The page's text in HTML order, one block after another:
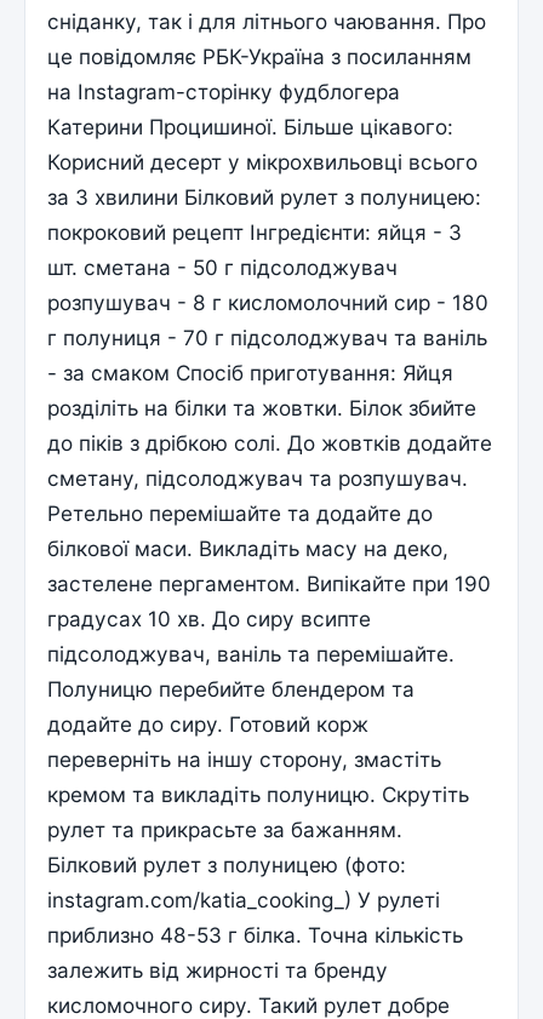
сніданку, так і для літнього чаювання. Про
це повідомляє РБК-Україна з посиланням
на Instagram-сторінку фудблогера
Катерини Процишиної. Більше цікавого:
Корисний десерт у мікрохвильовці всього
за 3 хвилини Білковий рулет з полуницею:
покроковий рецепт Інгредієнти: яйця - 3
шт. сметана - 50 г підсолоджувач
розпушувач - 8 г кисломолочний сир - 180
г полуниця - 70 г підсолоджувач та ваніль
- за смаком Спосіб приготування: Яйця
розділіть на білки та жовтки. Білок збийте
до піків з дрібкою солі. До жовтків додайте
сметану, підсолоджувач та розпушувач.
Ретельно перемішайте та додайте до
білкової маси. Викладіть масу на деко,
застелене пергаментом. Випікайте при 190
градусах 10 хв. До сиру всипте
підсолоджувач, ваніль та перемішайте.
Полуницю перебийте блендером та
додайте до сиру. Готовий корж
переверніть на іншу сторону, змастіть
кремом та викладіть полуницю. Скрутіть
рулет та прикрасьте за бажанням.
Білковий рулет з полуницею (фото:
instagram.com/katia_cooking_) У рулеті
приблизно 48-53 г білка. Точна кількість
залежить від жирності та бренду
кисломочного сиру. Такий рулет добре